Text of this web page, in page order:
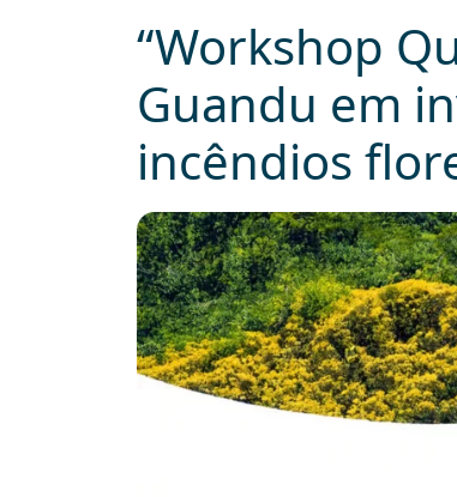
“Workshop
Guandu em
incêndios